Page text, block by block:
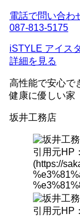
電話で問い合わ
087-813-5175
iSTYLE アイス
詳細を見る
高性能で安心で
健康に優しい家
坂井工務店
引用元HP
(https://
引用元HP